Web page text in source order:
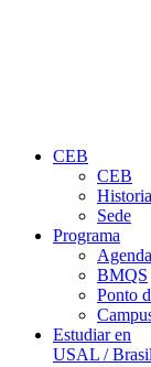
CEB
CEB
Historia
Sede
Programa
Agenda
BMQS
Ponto
Estudiar en
USAL / Brasil